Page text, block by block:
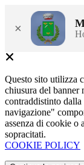
×
Questo sito utilizza
chiusura del banner
contraddistinto
navigazione"
assenza di cookie o
sopracitati.
COOKIE POLICY